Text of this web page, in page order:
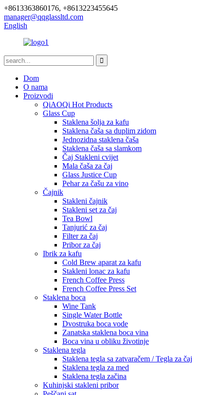
+8613363860176, +8613223455645
manager@qqglassltd.com
English
Dom
O nama
Proizvodi
QiAOQi Hot Products
Glass Cup
Staklena šolja za kafu
Staklena čaša sa duplim zidom
Jednozidna staklena čaša
Staklena čaša sa slamkom
Čaj Stakleni cvijet
Mala čaša za čaj
Glass Justice Cup
Pehar za čašu za vino
Čajnik
Stakleni čajnik
Stakleni set za čaj
Tea Bowl
Tanjurić za čaj
Filter za čaj
Pribor za čaj
Ibrik za kafu
Cold Brew aparat za kafu
Stakleni lonac za kafu
French Coffee Press
French Coffee Press Set
Staklena boca
Wine Tank
Single Water Bottle
Dvostruka boca vode
Zanatska staklena boca vina
Boca vina u obliku životinje
Staklena tegla
Staklena tegla sa zatvaračem / Tegla za čaj
Staklena tegla za med
Staklena tegla začina
Kuhinjski stakleni pribor